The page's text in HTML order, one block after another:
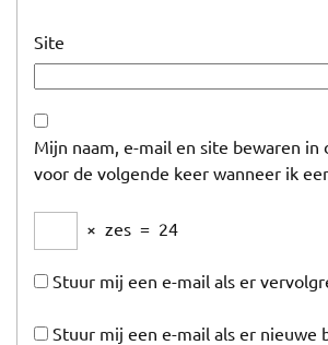
Site
Mijn naam, e-mail en site bewaren in
voor de volgende keer wanneer ik
× zes = 24
Stuur mij een e-mail als er
Stuur mij een e-mail als er nieuwe